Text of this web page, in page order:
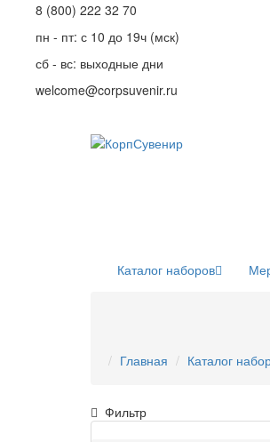
8 (800) 222 32 70
пн - пт: с 10 до 19ч (мск)
сб - вс: выходные дни
welcome@corpsuvenir.ru
Каталог наборов
Главная Каталог
Фильтр